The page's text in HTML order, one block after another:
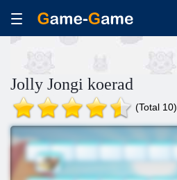
Jolly Jongi koerad
(Total 10)